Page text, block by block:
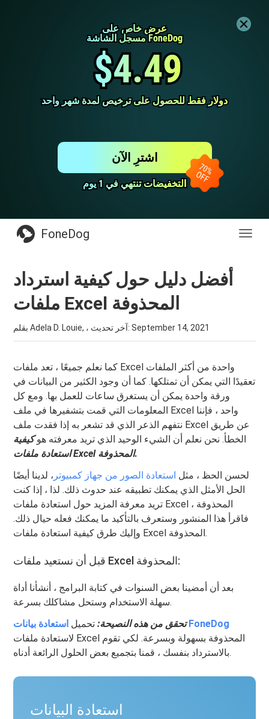
عرض خاص على
عرض خاص على
مسجل الشاشة FoneDog
مسجل الشاشة FoneDog
$4.49
$4.49
دولار فقط للحصول على ترخيص لمدة شهر واحد
دولار فقط للحصول على ترخيص لمدة شهر واحد
التخفيضات تنتهي في 1 يوم
التخفيضات تنتهي في 1 يوم
اشترِ الآن
FoneDog
أفضل دليل حول كيفية استرداد
ملفات Excel المحذوفة
بقلم Adela D. Louie, ، آخر تحديث:September 14, 2021
كما نعلم جميعًا ، تعد ملفات Excel واحدة من أكثر الملفات
تعقيدًا التي يمكن أن تمتلكها. كما أن وجود الكثير من البيانات في
ورقة واحدة يمكن أن يستغرق ساعات للعمل بها. ومع كل
المعلومات التي قمت بتشفيرها في ملف Excel واحد ، فإننا
نتفهم الذعر الذي قد تشعر به إذا فقدت ملف Excel عن طريق
الخطأ. نحن نعلم أن الشيء الوحيد الذي تريد معرفته هوكيفية
استعادة ملفات Excel المحذوفة.
لحسن الحظ ، مثل استعادة الصور من جهاز كمبيوتر ، لدينا أيضًا
الحل الأمثل الذي يمكنك تطبيقه عند حدوث ذلك. لذا ، إذا كنت
تريد معرفة المزيد حول استعادة ملفات Excel المحذوفة ،
فاقرأ هذا المنشور وستعرف بالتأكيد ما يمكنك فعله حيال ذلك.
وإليك طرق كيفية استعادة ملفات Excel المحذوفة.
قبل أن نستعيد ملفات Excel المحذوفة:
بعد أن أمضينا بعض السنوات في كتابة البرامج ، أنشأنا أداة
سهلة الاستخدام وستحل مشاكلك بسرعة.
تحقق من هذه النصيحة:تحميل
استعادة بيانات FoneDog
لاستعادة ملفات Excel المحذوفة بسهولة وبسرعة. لكي تقوم
بالاسترداد بنفسك ، قمنا بتجميع بعض الحلول الرائعة أدناه.
استعادة البيانات